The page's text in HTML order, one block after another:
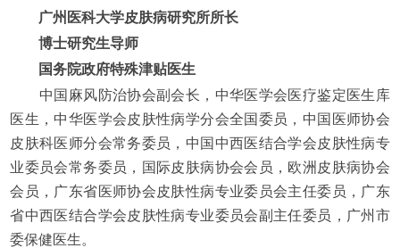
广州医科大学皮肤病研究所所长
博士研究生导师
国务院政府特殊津贴医生
中国麻风防治协会副会长，中华医学会医疗鉴定医生库
医生，中华医学会皮肤性病学分会全国委员，中国医师协会
皮肤科医师分会常务委员，中国中西医结合学会皮肤性病专
业委员会常务委员，国际皮肤病协会会员，欧洲皮肤病协会
会员，广东省医师协会皮肤性病专业委员会主任委员，广东
省中西医结合学会皮肤性病专业委员会副主任委员，广州市
委保健医生。